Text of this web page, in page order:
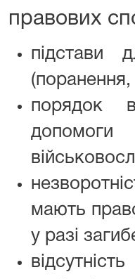
правових
підстави
(поранення,
порядок
мають
у разі